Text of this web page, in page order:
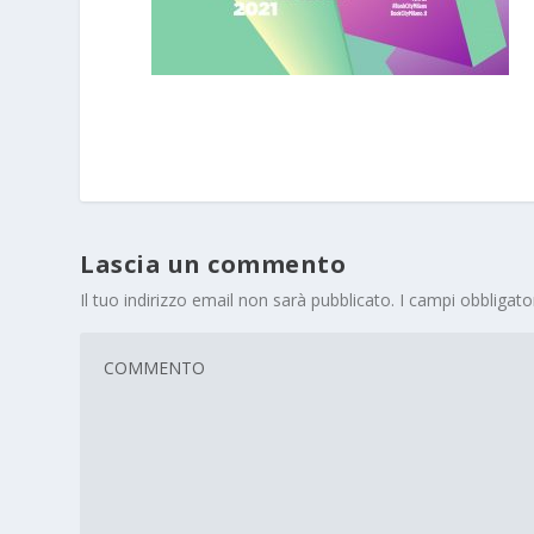
Lascia un commento
Il tuo indirizzo email non sarà pubblicato. I campi